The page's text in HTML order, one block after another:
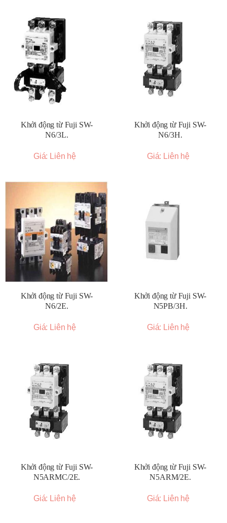
Khởi động từ Fuji SW-
N6/3L.
Giá: Liên hệ
Khởi động từ Fuji SW-
N6/3H.
Giá: Liên hệ
Khởi động từ Fuji SW-
N6/2E.
Giá: Liên hệ
Khởi động từ Fuji SW-
N5PB/3H.
Giá: Liên hệ
Khởi động từ Fuji SW-
N5ARMC/2E.
Giá: Liên hệ
Khởi động từ Fuji SW-
N5ARM/2E.
Giá: Liên hệ